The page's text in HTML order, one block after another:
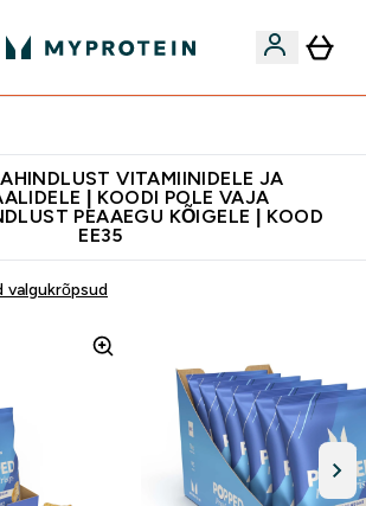
VITAMIINIDELE JA
| KOODI POLE VAJA
PEAAEGU KÕIGELE | KOOD
EE35
valgukrõpsud